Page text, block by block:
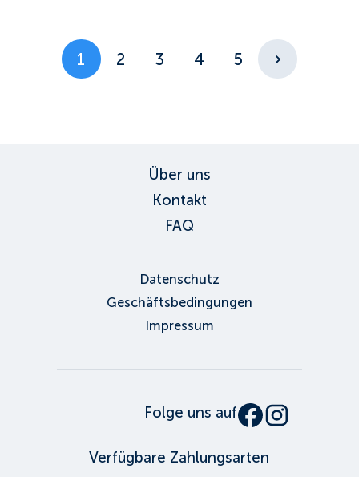
1 2 3 4 5
Über uns
Kontakt
FAQ
Datenschutz
Geschäftsbedingungen
Impressum
Folge uns auf
Verfügbare Zahlungsarten